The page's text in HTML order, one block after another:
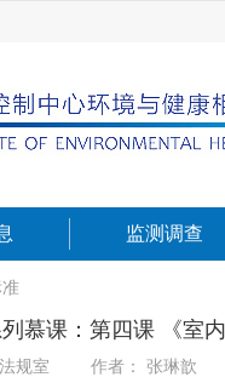
监测调查
慕课：第四课 《室
规室 作者： 张琳歆